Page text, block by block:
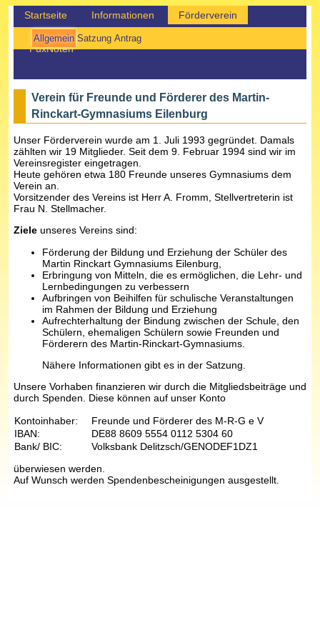
Startseite Informationen Förderverein
Allgemein Satzung Antrag
Projekte für Schüler
FuxNoten
Verein für Freunde und Förderer des Martin-
Rinckart-Gymnasiums Eilenburg
Unser Förderverein wurde am 1. Juli 1993 gegründet. Damals
zählten wir 19 Mitglieder. Seit dem 9. Februar 1994 sind wir im
Vereinsregister eingetragen.
Heute gehören etwa 180 Freunde unseres Gymnasiums dem
Verein an.
Vorsitzender des Vereins ist Herr A. Fromm, Stellvertreterin ist
Frau N. Stellmacher.
Zieleunseres Vereins sind:
Förderung der Bildung und Erziehung der Schüler des
Martin Rinckart Gymnasiums Eilenburg,
Erbringung von Mitteln, die es ermöglichen, die Lehr- und
Lernbedingungen zu verbessern
Aufbringen von Beihilfen für schulische Veranstaltungen
im Rahmen der Bildung und Erziehung
Aufrechterhaltung der Bindung zwischen der Schule, den
Schülern, ehemaligen Schülern sowie Freunden und
Förderern des Martin-Rinckart-Gymnasiums.
Nähere Informationen gibt es in der Satzung.
Unsere Vorhaben finanzieren wir durch die Mitgliedsbeiträge und
durch Spenden. Diese können auf unser Konto
Kontoinhaber:
Freunde und Förderer des M-R-G e V
IBAN:
DE88 8609 5554 0112 5304 60
Bank/ BIC:
Volksbank Delitzsch/GENODEF1DZ1
überwiesen werden.
Auf Wunsch werden Spendenbescheinigungen ausgestellt.